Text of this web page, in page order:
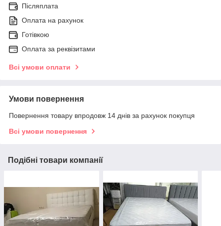
Післяплата
Оплата на рахунок
Готівкою
Оплата за реквізитами
Всі умови оплати
Умови повернення
Повернення товару впродовж 14 днів за рахунок покупця
Всі умови повернення
Подібні товари компанії